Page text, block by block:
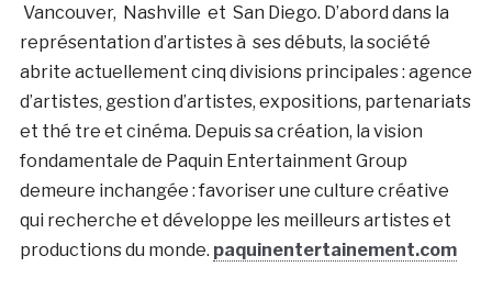
Vancouver, Nashville et San Diego. D’abord dans la
représentation d’artistes à ses débuts, la société
abrite actuellement cinq divisions principales : agence
d’artistes, gestion d’artistes, expositions, partenariats
et thé tre et cinéma. Depuis sa création, la vision
fondamentale de Paquin Entertainment Group
demeure inchangée : favoriser une culture créative
qui recherche et développe les meilleurs artistes et
productions du monde. paquinentertainement.com